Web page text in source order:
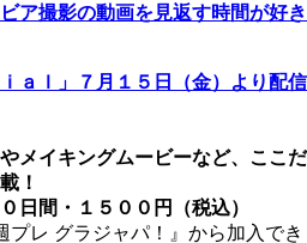
ア撮影の動画を見返す時間が好き
ａｌ」７月１５日（金）より配信
メイキングムービーなど、ここだ
！
間・１５００円（税込）
プレ グラジャパ！』から加入でき